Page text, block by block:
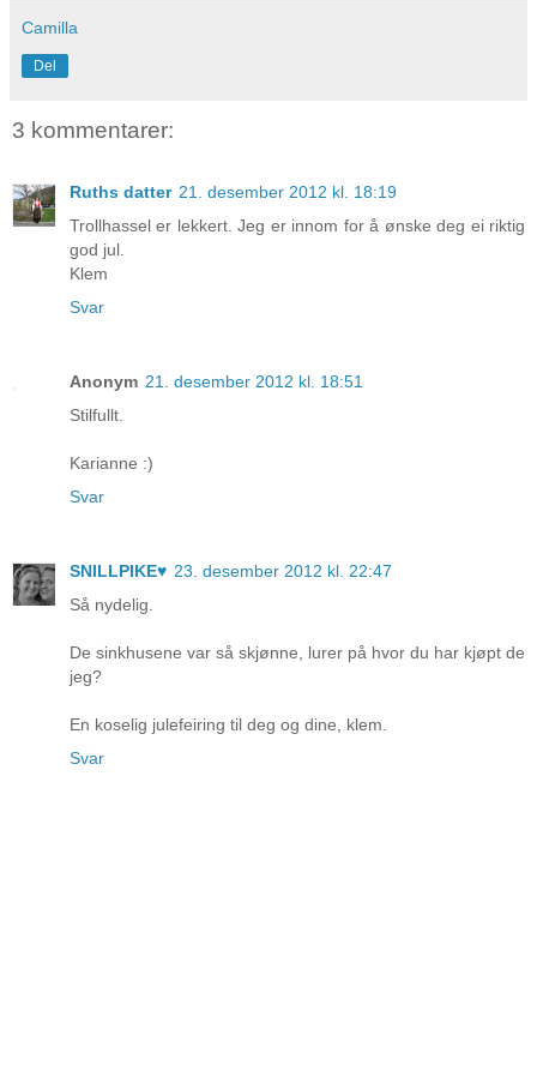
Camilla
Del
3 kommentarer:
Ruths datter 21. desember 2012 kl. 18:19
Trollhassel er lekkert. Jeg er innom for å ønske deg ei riktig
god jul.
Klem
Svar
Anonym 21. desember 2012 kl. 18:51
Stilfullt.
Karianne :)
Svar
SNILLPIKE♥ 23. desember 2012 kl. 22:47
Så nydelig.
De sinkhusene var så skjønne, lurer på hvor du har kjøpt de
jeg?
En koselig julefeiring til deg og dine, klem.
Svar